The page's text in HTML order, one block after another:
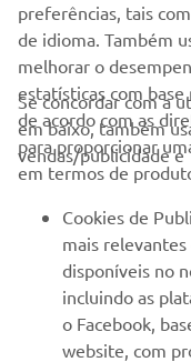
EMPRESA
MAIS YAMAHA
SERVIÇO E
preferências, tais
de idioma. Também
melhorar o
estatísticas com
de acordo com as
para proporcionar
em termos de
Se concordar com a
em baixo, também
vendas/publicidade e
Cookies de
mais
disponíveis no
incluindo as
o Facebook,
website, com